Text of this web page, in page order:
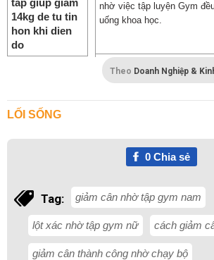
nhờ việc tập luyện Gym
uống khoa học.
Theo Doanh Nghiệp &
LỐI SỐNG
0Chia sẻ
Tag: giảm cân nhờ tập gym nam
lột xác nhờ tập gym nữ cách giảm
giảm cân thành công nhờ chạy bộ